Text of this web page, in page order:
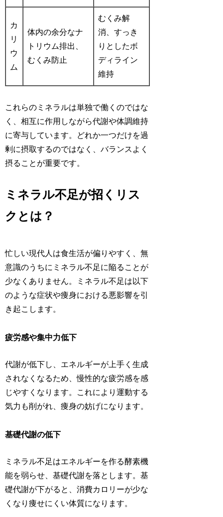
カ
リ
ウ
ム
体内の余分なナ
トリウム排出、
むくみ防止
むくみ解
消、すっき
りとしたボ
ディライン
維持
これらのミネラルは単独で働くのではな
く、相互に作用しながら代謝や体調維持
に寄与しています。どれか一つだけを過
剰に摂取するのではなく、バランスよく
摂ることが重要です。
ミネラル不足が招くリス
クとは？
忙しい現代人は食生活が偏りやすく、無
意識のうちにミネラル不足に陥ることが
少なくありません。ミネラル不足は以下
のような症状や痩身における悪影響を引
き起こします。
疲労感や集中力低下
代謝が低下し、エネルギーが上手く生成
されなくなるため、慢性的な疲労感を感
じやすくなります。これにより運動する
気力も削がれ、痩身の妨げになります。
基礎代謝の低下
ミネラル不足はエネルギーを作る酵素機
能を弱らせ、基礎代謝を落とします。基
礎代謝が下がると、消費カロリーが少な
くなり痩せにくい体質になります。